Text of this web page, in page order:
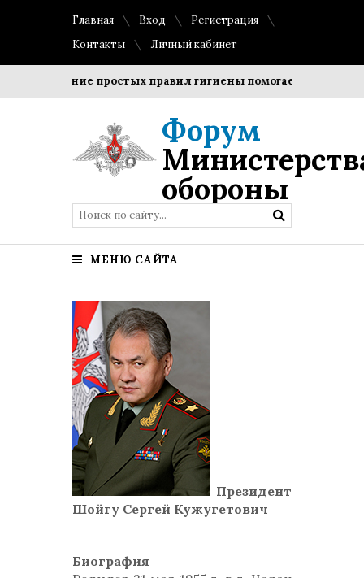
Главная Вход
Регистрация
Контакты
Личный кабинет
простых правил гигиены помогает сохранить
Форум
обороны
МЕНЮ САЙТА
Президент
Шойгу Сергей Кужугетович
Биография